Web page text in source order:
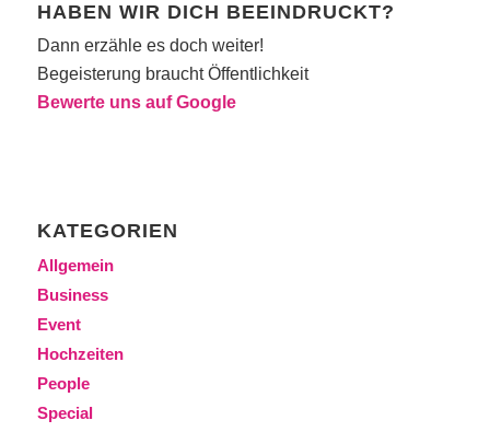
HABEN WIR DICH BEEINDRUCKT?
Dann erzähle es doch weiter!
Begeisterung braucht Öffentlichkeit
Bewerte uns auf Google
KATEGORIEN
Allgemein
Business
Event
Hochzeiten
People
Special